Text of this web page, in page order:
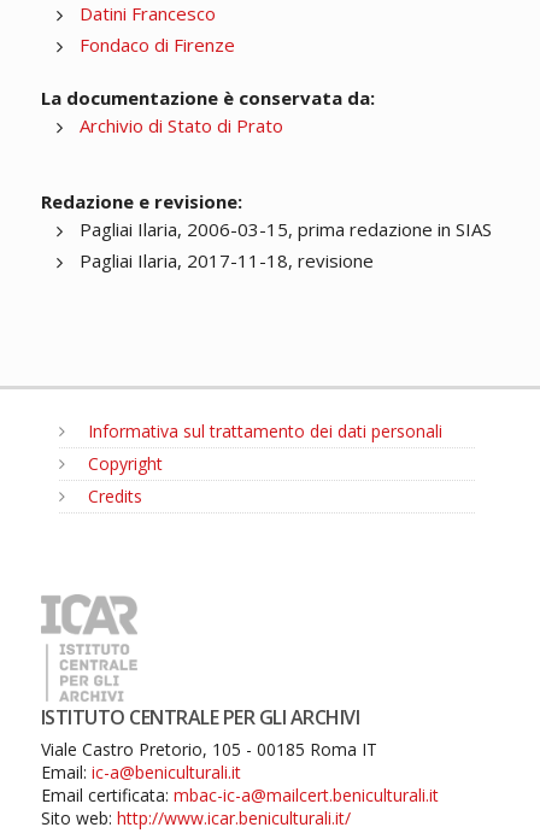
Datini Francesco
Fondaco di Firenze
La documentazione è conservata da:
Archivio di Stato di Prato
Redazione e revisione:
Pagliai Ilaria, 2006-03-15, prima redazione in SIAS
Pagliai Ilaria, 2017-11-18, revisione
Informativa sul trattamento dei dati personali
Copyright
Credits
ISTITUTO CENTRALE PER GLI ARCHIVI
Viale Castro Pretorio, 105 - 00185 Roma IT
Email: ic-a@beniculturali.it
Email certificata: mbac-ic-a@mailcert.beniculturali.it
Sito web: http://www.icar.beniculturali.it/